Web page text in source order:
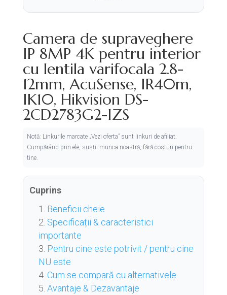
Camera de supraveghere
IP 8MP 4K pentru interior
cu lentila varifocala 2.8-
12mm, AcuSense, IR40m,
IK10, Hikvision DS-
2CD2783G2-IZS
Notă: Linkurile marcate „Vezi oferta” sunt linkuri de afiliat.
Cumpărând prin ele, susții munca noastră, fără costuri pentru
tine.
Cuprins
Beneficii cheie
Specificații & caracteristici
importante
Pentru cine este potrivit / pentru cine
NU este
Cum se compară cu alternativele
Avantaje & Dezavantaje